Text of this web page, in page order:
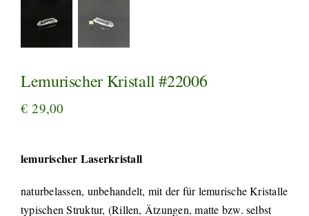
Lemurischer Kristall #22006
€ 29,00
lemurischer Laserkristall
naturbelassen, unbehandelt, mit der für lemurische Kristalle
typischen Struktur, (Rillen, Ätzungen, matte bzw. selbst